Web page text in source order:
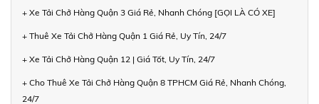
+ Xe Tải Chở Hàng Quận 3 Giá Rẻ, Nhanh Chóng [GỌI LÀ CÓ XE]
+ Thuê Xe Tải Chở Hàng Quận 1 Giá Rẻ, Uy Tín, 24/7
+ Xe Tải Chở Hàng Quận 12 | Giá Tốt, Uy Tín, 24/7
+ Cho Thuê Xe Tải Chở Hàng Quận 8 TPHCM Giá Rẻ, Nhanh Chóng,
24/7